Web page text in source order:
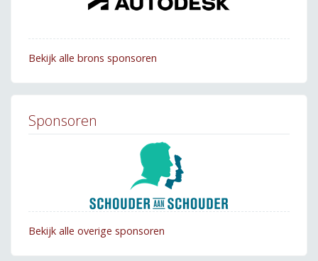
Bekijk alle brons sponsoren
Sponsoren
Bekijk alle overige sponsoren